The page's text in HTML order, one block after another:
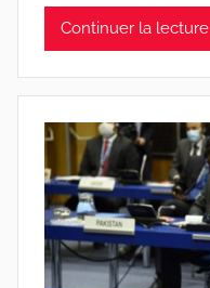
Continuer la lecture